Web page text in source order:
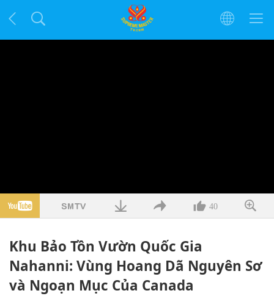
40
Khu Bảo Tồn Vườn Quốc Gia
Nahanni: Vùng Hoang Dã Nguyên Sơ
và Ngoạn Mục Của Canada